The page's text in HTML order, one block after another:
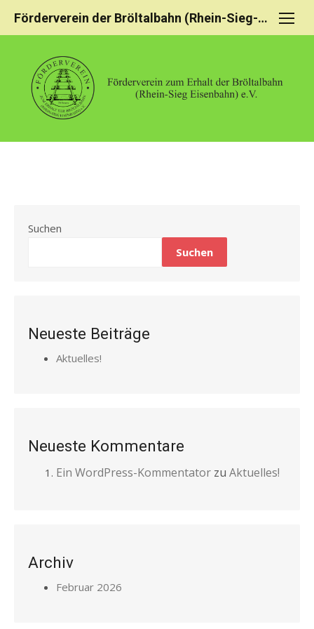
Förderverein der Bröltalbahn (Rhein-Sieg-Eisenbahn)
Suchen
Suchen
Neueste Beiträge
Aktuelles!
Neueste Kommentare
Ein WordPress-Kommentator zu Aktuelles!
Archiv
Februar 2026